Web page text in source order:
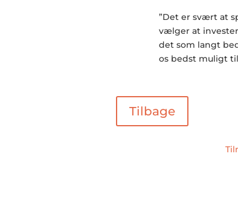
”Det er svært at
vælger at
det som langt
os bedst muligt
Tilbage